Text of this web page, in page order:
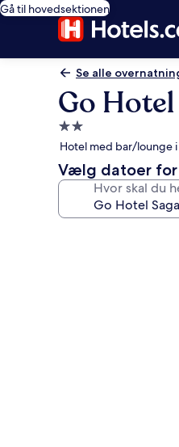
Gå til hovedsektionen
Se alle
Go
2.0-
stjernet
overnatningssted
Hotel med bar/lounge
Vælg datoer for
Hvor skal du